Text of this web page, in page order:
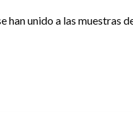
unido a las muestras